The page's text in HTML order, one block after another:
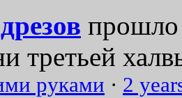
прошло
третьей
руками · 2